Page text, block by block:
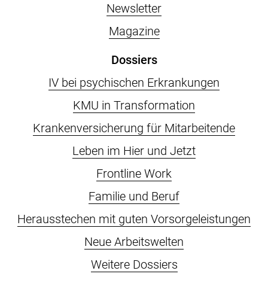
Newsletter
Magazine
Dossiers
IV bei psychischen Erkrankungen
KMU in Transformation
Krankenversicherung für Mitarbeitende
Leben im Hier und Jetzt
Frontline Work
Familie und Beruf
Herausstechen mit guten Vorsorgeleistungen
Neue Arbeitswelten
Weitere Dossiers